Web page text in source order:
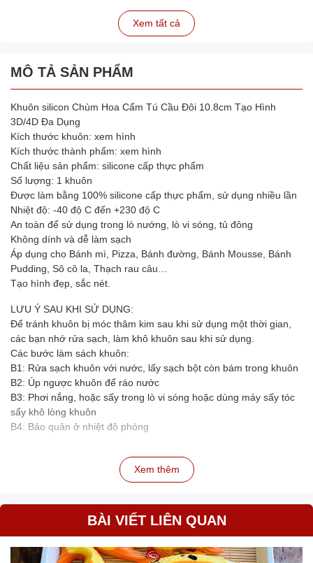
Xem tất cả
MÔ TẢ SẢN PHẨM
Khuôn silicon Chùm Hoa Cẩm Tú Cầu Đôi 10.8cm Tạo Hình
3D/4D Đa Dụng
Kích thước khuôn: xem hình
Kích thước thành phẩm: xem hình
Chất liệu sản phẩm: silicone cấp thực phẩm
Số lượng: 1 khuôn
Được làm bằng 100% silicone cấp thực phẩm, sử dụng nhiều lần
Nhiệt độ: -40 độ C đến +230 độ C
An toàn để sử dụng trong lò nướng, lò vi sóng, tủ đông
Không dính và dễ làm sạch
Áp dụng cho Bánh mì, Pizza, Bánh đường, Bánh Mousse, Bánh
Pudding, Sô cô la, Thạch rau câu…
Tạo hình đẹp, sắc nét.
LƯU Ý SAU KHI SỬ DỤNG:
Để tránh khuôn bị móc thâm kim sau khi sử dụng một thời gian,
các bạn nhớ rửa sạch, làm khô khuôn sau khi sử dụng.
Các bước làm sách khuôn:
B1: Rửa sạch khuôn với nước, lấy sạch bột còn bám trong khuôn
B2: Úp ngược khuôn để ráo nước
B3: Phơi nắng, hoặc sấy trong lò vi sóng hoặc dùng máy sấy tóc
sấy khô lòng khuôn
B4: Bảo quản ở nhiệt độ phòng
Xem thêm
BÀI VIẾT LIÊN QUAN